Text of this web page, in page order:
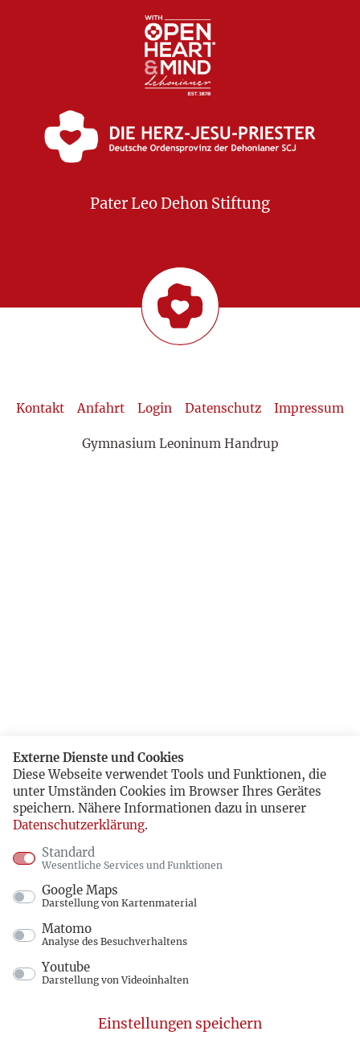
Pater Leo Dehon Stiftung
Kontakt Anfahrt Login Datenschutz Impressum
Gymnasium Leoninum Handrup
Externe Dienste und Cookies
Diese Webseite verwendet Tools und Funktionen, die
unter Umständen Cookies im Browser Ihres Gerätes
speichern. Nähere Informationen dazu in unserer
Datenschutzerklärung.
Standard
Wesentliche Services und Funktionen
Google Maps
Darstellung von Kartenmaterial
Matomo
Analyse des Besuchverhaltens
Youtube
Darstellung von Videoinhalten
Einstellungen speichern